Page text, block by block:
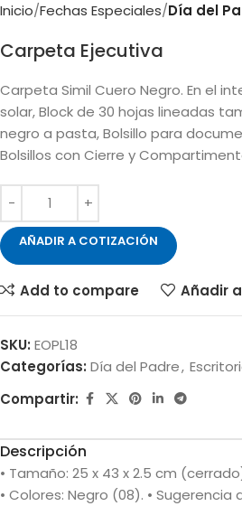
Inicio Fechas Especiales Día del
Carpeta Ejecutiva
Carpeta Simil Cuero Negro. En el
solar, Block de 30 hojas lineadas
negro a pasta, Bolsillo para
Bolsillos con Cierre y
AÑADIR A COTIZACIÓN
Add to compare Añadir
SKU: EOPL18
Categorías: Día del Padre,
Compartir:
Descripción
• Tamaño: 25 x 43 x 2.5 cm
• Colores: Negro (08). • Sugerencia